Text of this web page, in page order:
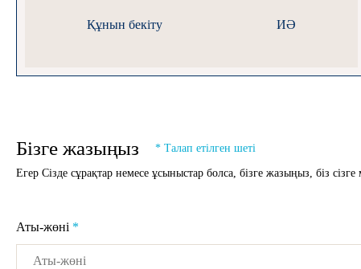
Құнын бекіту ИӘ
Бізге жазыңыз * Талап етілген шеті
Егер Сізде сұрақтар немесе ұсыныстар болса, бізге жазыңыз, біз сізге
Аты-жөні *